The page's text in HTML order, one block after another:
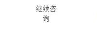
继续咨
询